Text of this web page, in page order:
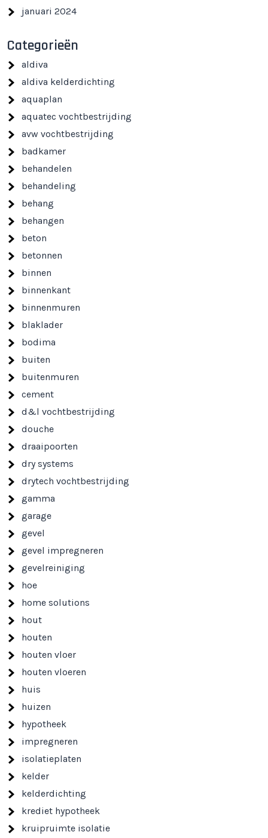
januari 2024
Categorieën
aldiva
aldiva kelderdichting
aquaplan
aquatec vochtbestrijding
avw vochtbestrijding
badkamer
behandelen
behandeling
behang
behangen
beton
betonnen
binnen
binnenkant
binnenmuren
blaklader
bodima
buiten
buitenmuren
cement
d&l vochtbestrijding
douche
draaipoorten
dry systems
drytech vochtbestrijding
gamma
garage
gevel
gevel impregneren
gevelreiniging
hoe
home solutions
hout
houten
houten vloer
houten vloeren
huis
huizen
hypotheek
impregneren
isolatieplaten
kelder
kelderdichting
krediet hypotheek
kruipruimte isolatie